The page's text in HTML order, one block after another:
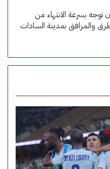
توجه بسرعة الانتهاء من
والمرافق بمدينة السادات